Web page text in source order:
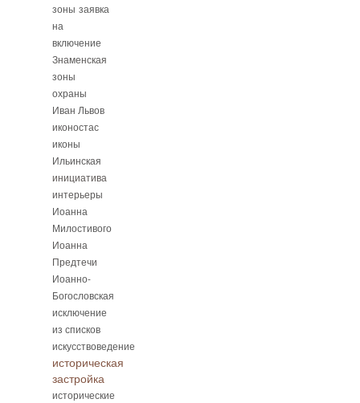
зоны заявка
на
включение
Знаменская
зоны
охраны
Иван Львов
иконостас
иконы
Ильинская
инициатива
интерьеры
Иоанна
Милостивого
Иоанна
Предтечи
Иоанно-
Богословская
исключение
из списков
искусствоведение
историческая
застройка
исторические